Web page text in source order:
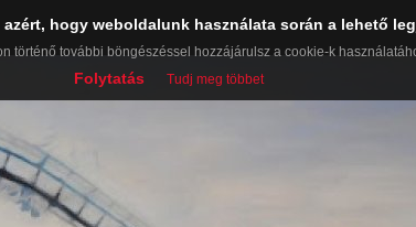
hogy weboldalunk használata során a lehető
történő további böngészéssel hozzájárulsz a cookie-k
Folytatás Tudj meg többet